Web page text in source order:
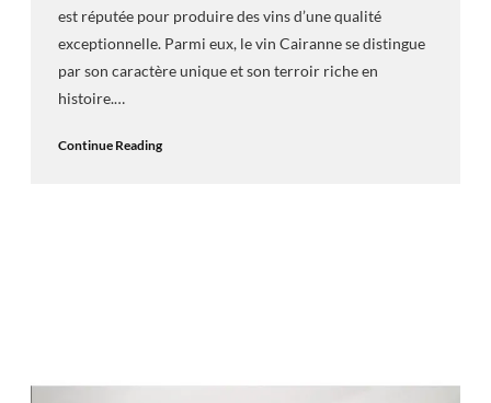
est réputée pour produire des vins d’une qualité
exceptionnelle. Parmi eux, le vin Cairanne se distingue
par son caractère unique et son terroir riche en
histoire.…
Continue Reading